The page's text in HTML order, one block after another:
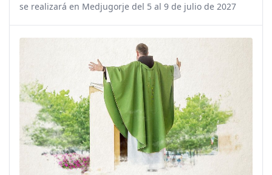
se realizará en Medjugorje del 5 al 9 de julio de 2027